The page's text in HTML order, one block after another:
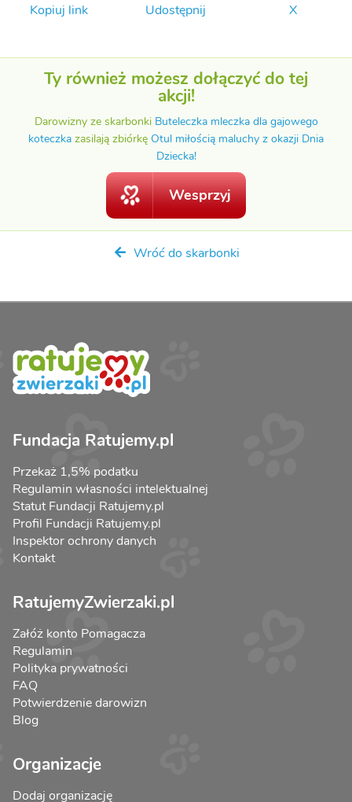
Kopiuj link Udostępnij X
Ty również możesz dołączyć do tej
akcji!
Darowizny ze skarbonki Buteleczka mleczka dla gajowego
koteczka zasilają zbiórkę Otul miłością maluchy z okazji Dnia
Dziecka!
Wesprzyj
Wróć do skarbonki
Fundacja Ratujemy.pl
Przekaż 1,5% podatku
Regulamin własności intelektualnej
Statut Fundacji Ratujemy.pl
Profil Fundacji Ratujemy.pl
Inspektor ochrony danych
Kontakt
RatujemyZwierzaki.pl
Załóż konto Pomagacza
Regulamin
Polityka prywatności
FAQ
Potwierdzenie darowizn
Blog
Organizacje
Dodaj organizację